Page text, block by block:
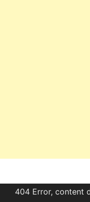
404 Error, content